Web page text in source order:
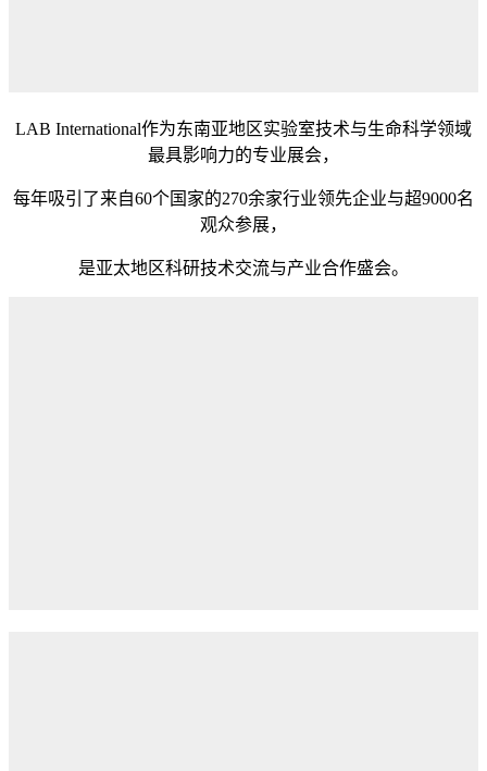
LAB International作为东南亚地区实验室技术与生命科学领域
最具影响力的专业展会，
每年吸引了来自60个国家的270余家行业领先企业与超9000名
观众参展，
是亚太地区科研技术交流与产业合作盛会。